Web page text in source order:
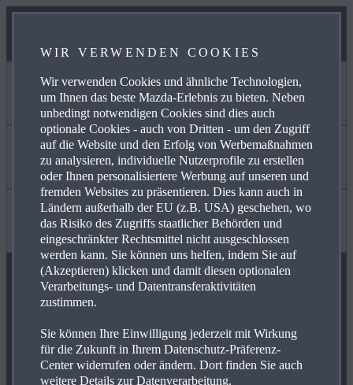
Jetzt entdecken
MYMAZDA
SERVICE & ZUBEHÖR
AKTUELLE ANGEBOTE
BUSINESS ANGEBOTE
Mehr erfahren
KARRIERE
MAZDA PARTNER WERDEN
FREIE WERKSTÄTTEN
Wissenswertes
FAQ
NEWSLETTER
WIR VERWENDEN COOKIES
Wir verwenden Cookies und ähnliche Technologien,
um Ihnen das beste Mazda-Erlebnis zu bieten. Neben
unbedingt notwendigen Cookies sind dies auch
optionale Cookies - auch von Dritten - um den Zugriff
auf die Website und den Erfolg von Werbemaßnahmen
zu analysieren, individuelle Nutzerprofile zu erstellen
oder Ihnen personalisiertere Werbung auf unseren und
fremden Websites zu präsentieren. Dies kann auch in
Ländern außerhalb der EU (z.B. USA) geschehen, wo
das Risiko des Zugriffs staatlicher Behörden und
eingeschränkter Rechtsmittel nicht ausgeschlossen
werden kann. Sie können uns helfen, indem Sie auf
(Akzeptieren) klicken und damit diesen optionalen
Verarbeitungs- und Datentransferaktivitäten
zustimmen.
Sie können Ihre Einwilligung jederzeit mit Wirkung
für die Zukunft in Ihrem Datenschutz-Präferenz-
Center widerrufen oder ändern. Dort finden Sie auch
weitere Details zur Datenverarbeitung.